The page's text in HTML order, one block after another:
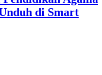
di Smart